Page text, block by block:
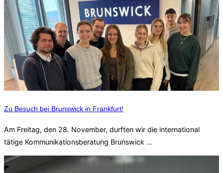
Zu Besuch bei Brunswick in Frankfurt!
Am Freitag, den 28. November, durften wir die international
tätige Kommunikationsberatung Brunswick …